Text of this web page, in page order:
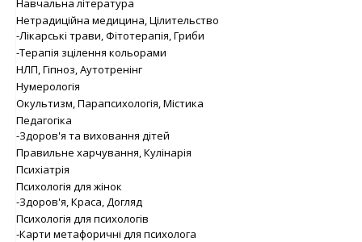
Нетрадиційна медицина, Цілительство
-Лікарські трави, Фітотерапія, Гриби
-Терапія зцілення кольорами
НЛП, Гіпноз, Аутотренінг
Нумерологія
Окультизм, Парапсихологія, Містика
Педагогіка
-Здоров'я та виховання дітей
Правильне харчування, Кулінарія
Психіатрія
Психологія для жінок
-Здоров'я, Краса, Догляд
Психологія для психологів
-Карти метафоричні для психолога